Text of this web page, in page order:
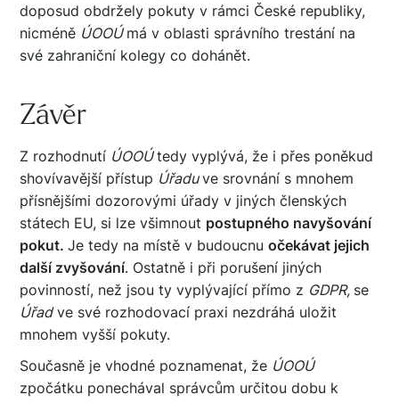
doposud obdržely pokuty v rámci České republiky,
nicméně ÚOOÚmá v oblasti správního trestání na
své zahraniční kolegy co dohánět.
Závěr
Z rozhodnutí ÚOOÚtedy vyplývá, že i přes poněkud
shovívavější přístup Úřaduve srovnání s mnohem
přísnějšími dozorovými úřady v jiných členských
státech EU, si lze všimnout postupného navyšování
pokut.Je tedy na místě v budoucnuočekávat jejich
další zvyšování. Ostatně i při porušení jiných
povinností, než jsou ty vyplývající přímo z GDPR, se
Úřadve své rozhodovací praxi nezdráhá uložit
mnohem vyšší pokuty.
Současně je vhodné poznamenat, že ÚOOÚ
zpočátku ponechával správcům určitou dobu k